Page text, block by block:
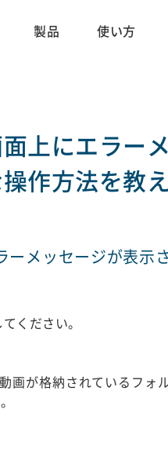
製品 使い方
上にエラー
作方法を教え
メッセージが表
ください。
画が格納されているフ